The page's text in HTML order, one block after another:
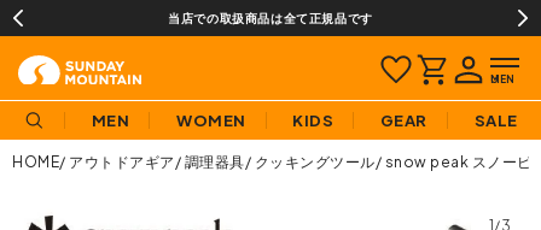
当店での取扱商品は全て正規品です
MEN WOMEN KIDS GEAR SALE
HOME アウトドアギア 調理器具 クッキングツール snow peak スノーピ
1/3